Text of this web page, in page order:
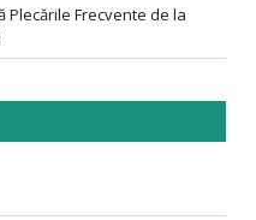
Plecările Frecvente de la